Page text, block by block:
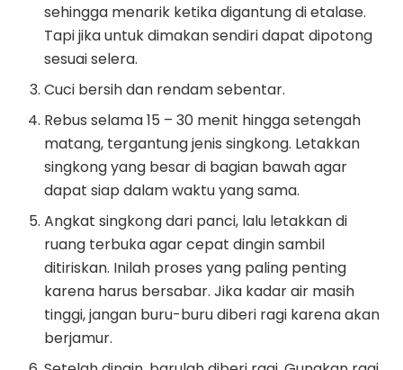
sehingga menarik ketika digantung di etalase.
Tapi jika untuk dimakan sendiri dapat dipotong
sesuai selera.
Cuci bersih dan rendam sebentar.
Rebus selama 15 – 30 menit hingga setengah
matang, tergantung jenis singkong. Letakkan
singkong yang besar di bagian bawah agar
dapat siap dalam waktu yang sama.
Angkat singkong dari panci, lalu letakkan di
ruang terbuka agar cepat dingin sambil
ditiriskan. Inilah proses yang paling penting
karena harus bersabar. Jika kadar air masih
tinggi, jangan buru-buru diberi ragi karena akan
berjamur.